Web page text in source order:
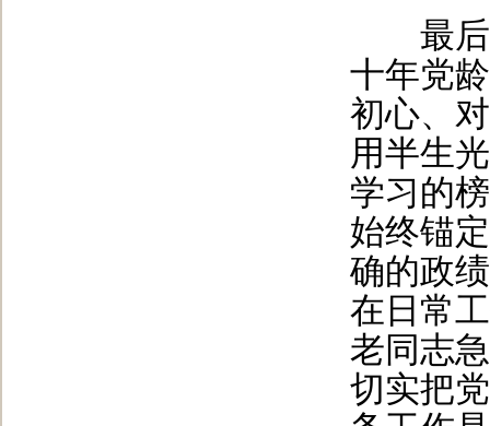
最后
十年党
初心、
用半生
学习的
始终锚
确的政
在日常
老同志
切实把